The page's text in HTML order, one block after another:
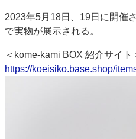
2023年5月18日、19日に開催
で実物が展示される。
＜kome-kami BOX 紹介サイト
https://koeisiko.base.shop/